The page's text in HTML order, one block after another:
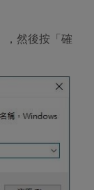
，然後按「確